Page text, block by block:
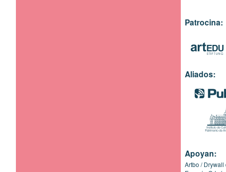
Patrocina:
Aliados:
Apoyan:
Artbo
Drywall